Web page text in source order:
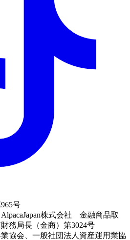
号
株式会社 金融商品取
務局長（金商）第3024号
協会、一般社団法人資産運用業協